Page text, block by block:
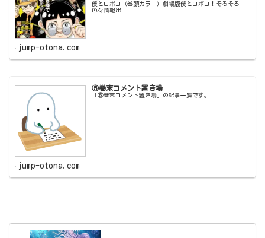
僕とロボコ（巻頭カラー）劇場版僕とロボコ！そろそろ
色々情報出...
jump-otona.com
⑤巻末コメント置き場
「⑤巻末コメント置き場」の記事一覧です。
jump-otona.com